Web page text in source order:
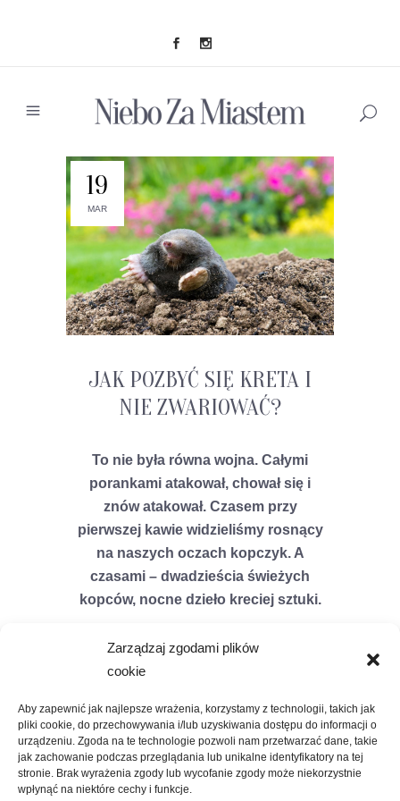
Zarządzaj zgodami plików
cookie
Aby zapewnić jak najlepsze wrażenia, korzystamy z technologii, takich jak
pliki cookie, do przechowywania i/lub uzyskiwania dostępu do informacji o
urządzeniu. Zgoda na te technologie pozwoli nam przetwarzać dane, takie
jak zachowanie podczas przeglądania lub unikalne identyfikatory na tej
stronie. Brak wyrażenia zgody lub wycofanie zgody może niekorzystnie
wpłynąć na niektóre cechy i funkcje.
19
MAR
JAK POZBYĆ SIĘ KRETA I
NIE ZWARIOWAĆ?
To nie była równa wojna. Całymi
porankami atakował, chował się i
znów atakował. Czasem przy
pierwszej kawie widzieliśmy rosnący
na naszych oczach kopczyk. A
czasami – dwadzieścia świeżych
kopców, nocne dzieło kreciej sztuki.